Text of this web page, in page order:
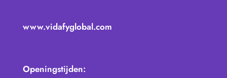
www.vidafyglobal.com
Openingstijden: